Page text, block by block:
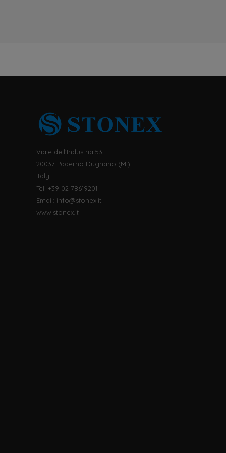
Viale dell’Industria 53
20037 Paderno Dugnano (MI)
Italy
Tel: +39 02 78619201
Email: info@stonex.it
www.stonex.it